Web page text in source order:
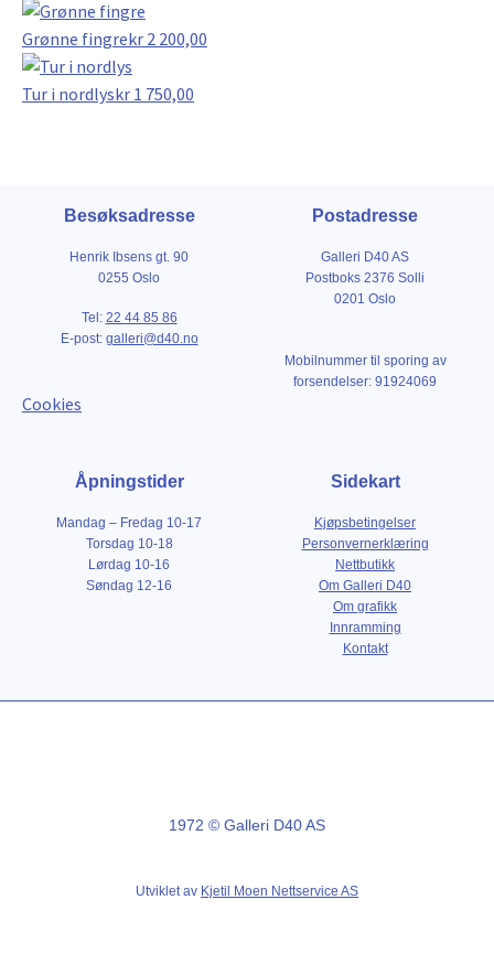
Grønne fingrekr 2 200,00
Tur i nordlyskr 1 750,00
Besøksadresse
Henrik Ibsens gt. 90
0255 Oslo
Tel: 22 44 85 86
E-post: galleri@d40.no
Cookies
Postadresse
Galleri D40 AS
Postboks 2376 Solli
0201 Oslo
Mobilnummer til sporing av
forsendelser: 91924069
Åpningstider
Mandag – Fredag 10-17
Torsdag 10-18
Lørdag 10-16
Søndag 12-16
Sidekart
Kjøpsbetingelser
Personvernerklæring
Nettbutikk
Om Galleri D40
Om grafikk
Innramming
Kontakt
1972 © Galleri D40 AS
Utviklet av Kjetil Moen Nettservice AS